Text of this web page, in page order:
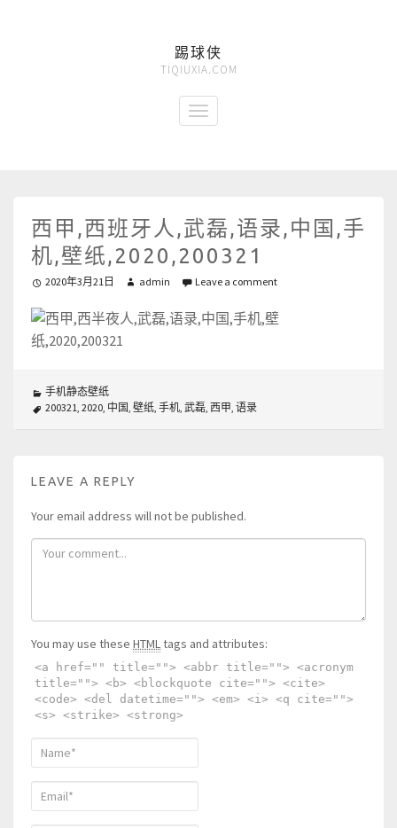
踢球侠
TIQIUXIA.COM
西甲,西班牙人,武磊,语录,中国,手
机,壁纸,2020,200321
2020年3月21日 admin Leave a comment
手机静态壁纸
200321, 2020, 中国, 壁纸, 手机, 武磊, 西甲, 语录
LEAVE A REPLY
Your email address will not be published.
You may use these HTMLtags and attributes:
<a href="" title=""> <abbr title=""> <acronym
title=""> <b> <blockquote cite=""> <cite>
<code> <del datetime=""> <em> <i> <q cite="">
<s> <strike> <strong>